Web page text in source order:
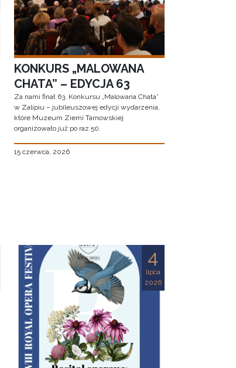
KONKURS „MALOWANA
CHATA” – EDYCJA 63
Za nami finał 63. Konkursu „Malowana Chata”
w Zalipiu – jubileuszowej edycji wydarzenia,
które Muzeum Ziemi Tarnowskiej
organizowało już po raz 50.
15 czerwca, 2026
4
lipca
2026